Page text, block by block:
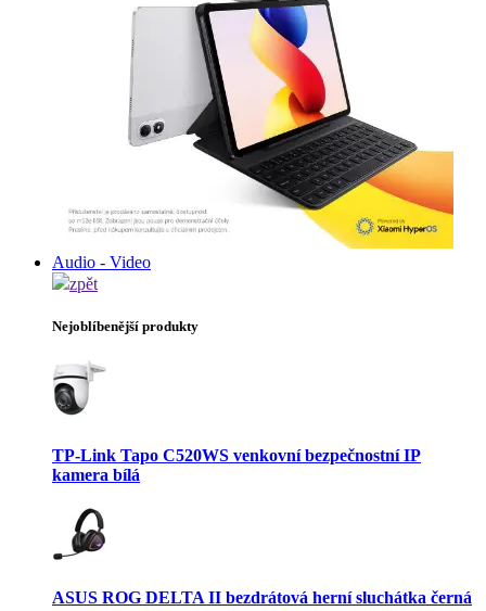
Audio - Video
zpět
Nejoblíbenější produkty
TP-Link Tapo C520WS venkovní bezpečnostní IP
kamera bílá
ASUS ROG DELTA II bezdrátová herní sluchátka černá